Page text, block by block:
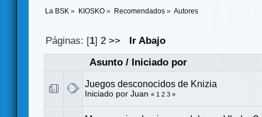
La BSK » KIOSKO» Recomendados» Autores
Páginas: [1]2 >>
Ir Abajo
Asunto/ Iniciado por
Juegos desconocidos de Knizia
Iniciado por Juan « 1 2 3 »